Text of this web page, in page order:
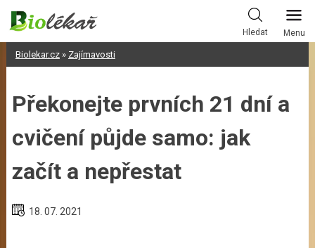
Skip
content
Hledat Menu
Biolekar.cz» Zajímavosti
Překonejte prvních 21 dní a
cvičení půjde samo: jak
začít a nepřestat
18. 07. 2021